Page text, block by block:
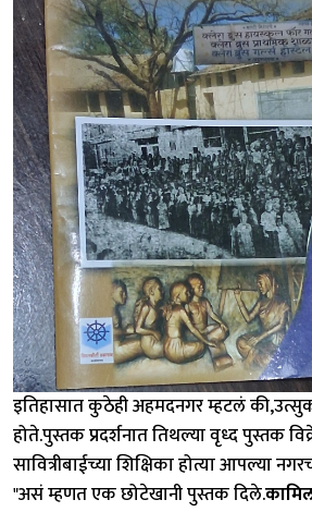
इतिहासात कुठेही अहमदनगर म्हटलं
होते.पुस्तक प्रदर्शनात तिथल्या वृध्द पुस्तक
सावित्रीबाईच्या शिक्षिका होत्या आपल्या
"असं म्हणत एक छोटेखानी पुस्तक दिले.